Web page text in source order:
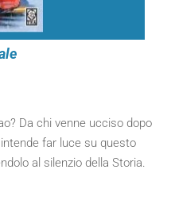
Da chi venne ucciso dopo
far luce su questo
al silenzio della Storia.